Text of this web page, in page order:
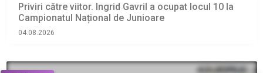
Priviri către viitor. Ingrid Gavril a ocupat locul 10 la
Campionatul Național de Junioare
04.08.2026